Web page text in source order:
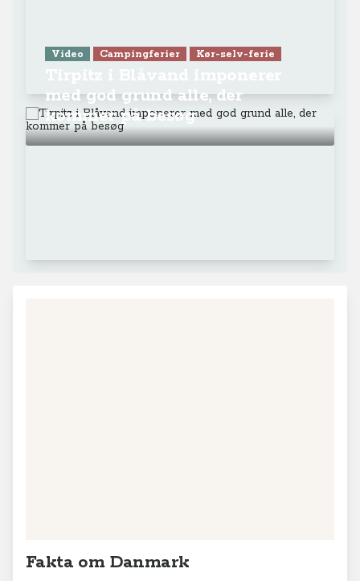
Video Campingferier Kør-selv-ferie
med god grund alle, der
kommer på besøg
Fakta om Danmark